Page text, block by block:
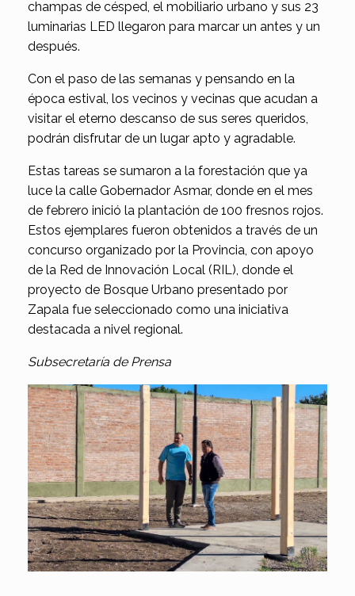
champas de césped, el mobiliario urbano y sus 23
luminarias LED llegaron para marcar un antes y un
después.
Con el paso de las semanas y pensando en la
época estival, los vecinos y vecinas que acudan a
visitar el eterno descanso de sus seres queridos,
podrán disfrutar de un lugar apto y agradable.
Estas tareas se sumaron a la forestación que ya
luce la calle Gobernador Asmar, donde en el mes
de febrero inició la plantación de 100 fresnos rojos.
Estos ejemplares fueron obtenidos a través de un
concurso organizado por la Provincia, con apoyo
de la Red de Innovación Local (RIL), donde el
proyecto de Bosque Urbano presentado por
Zapala fue seleccionado como una iniciativa
destacada a nivel regional.
Subsecretaría de Prensa